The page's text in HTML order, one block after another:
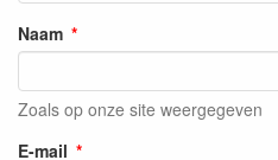
Naam
Zoals op onze site weergegeven
E-mail